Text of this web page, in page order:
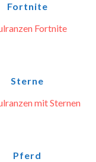
Fortnite
Sterne
Pferd